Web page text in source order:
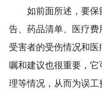
如前面所述，要
告、药品清单、医疗
受害者的受伤情况和
嘱和建议也很重要，
理等情况，从而为误